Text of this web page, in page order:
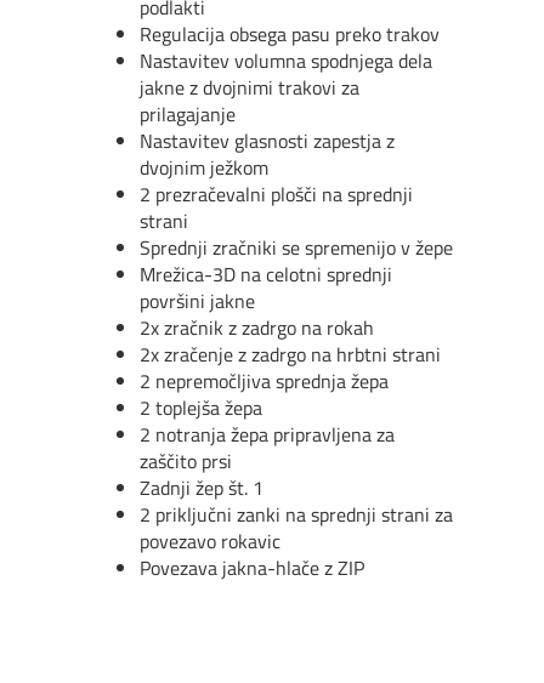
podlakti
Regulacija obsega pasu preko trakov
Nastavitev volumna spodnjega dela
jakne z dvojnimi trakovi za
prilagajanje
Nastavitev glasnosti zapestja z
dvojnim ježkom
2 prezračevalni plošči na sprednji
strani
Sprednji zračniki se spremenijo vžepe
Mrežica-3D na celotni sprednji
površini jakne
2xzračnik z zadrgo na rokah
2x zračenje z zadrgo na hrbtni strani
2 nepremočljiva sprednjažepa
2 toplejšažepa
2 notranjažepa pripravljena za
zaščito prsi
Zadnji žepšt. 1
2 priključni zanki na sprednji strani za
povezavo rokavic
Povezava jakna-hlače z ZIP